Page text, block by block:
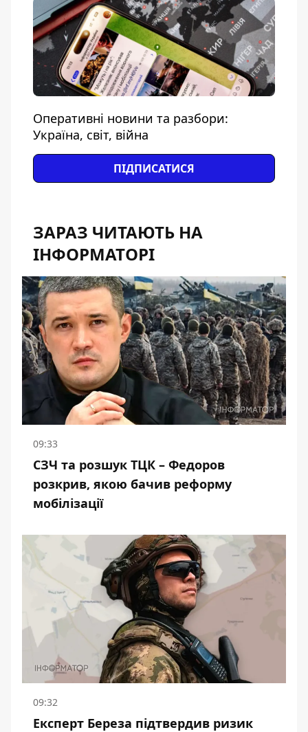
Оперативні новини та разбори:
Україна, світ, війна
ПІДПИСАТИСЯ
ЗАРАЗ ЧИТАЮТЬ НА
ІНФОРМАТОРІ
09:33
СЗЧ та розшук ТЦК – Федоров
розкрив, якою бачив реформу
мобілізації
09:32
Експерт Береза підтвердив ризик